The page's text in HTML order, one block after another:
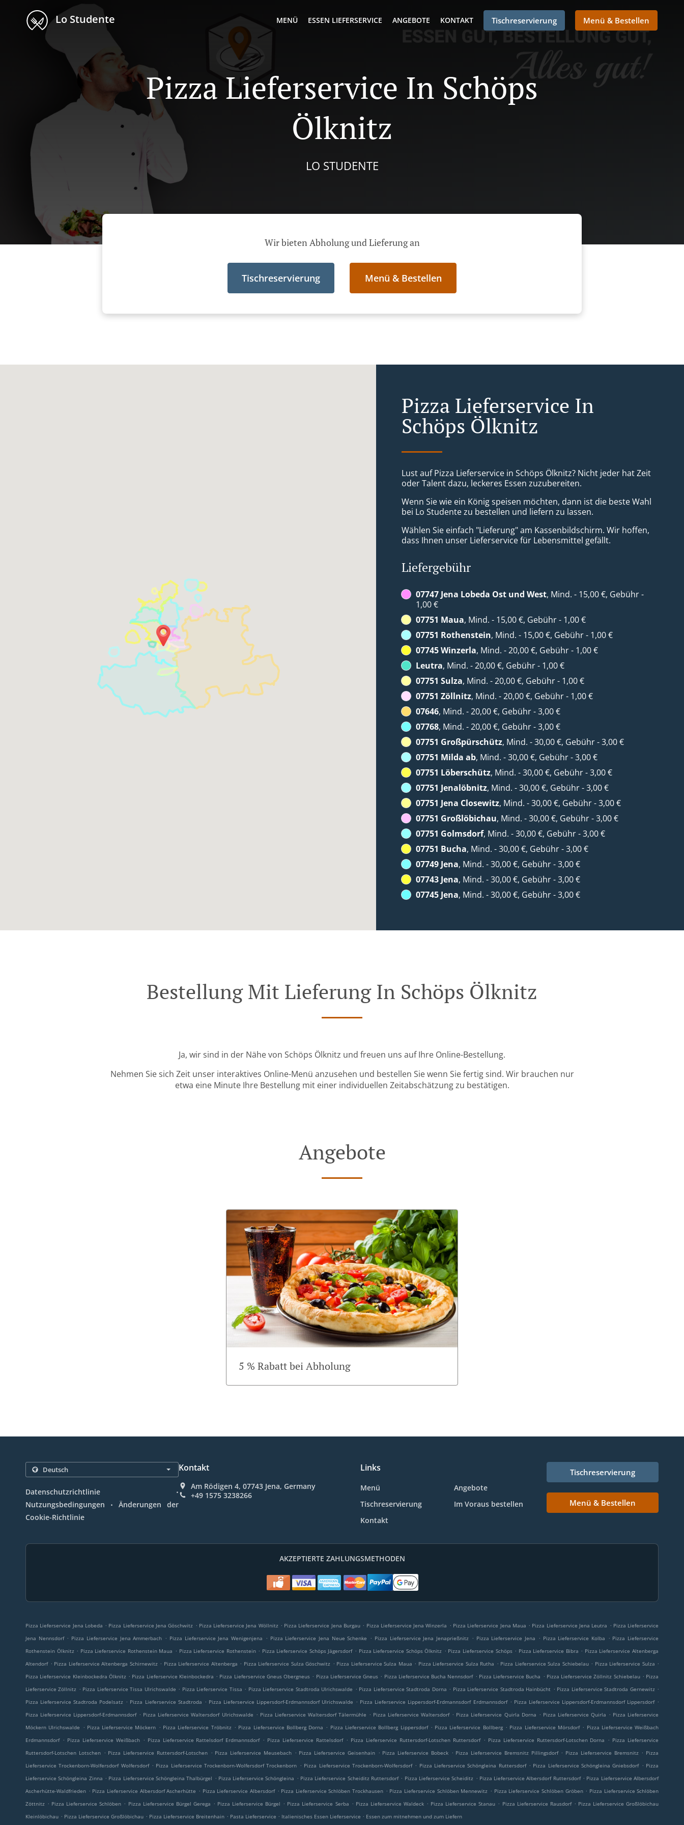
Lo Studente MENÜ ESSEN LIEFERSERVICE ANGEBOTE KONTAKT Tischreservierung Menü & Bestellen
Pizza Lieferservice In Schöps
Ölknitz
LO STUDENTE
Wir bieten Abholung und Lieferung an
Tischreservierung Menü & Bestellen
Pizza Lieferservice In
Schöps Ölknitz
Lust auf Pizza Lieferservice in Schöps Ölknitz? Nicht jeder hat Zeit
oder Talent dazu, leckeres Essen zuzubereiten.
Wenn Sie wie ein König speisen möchten, dann ist die beste Wahl
bei Lo Studente zu bestellen und liefern zu lassen.
Wählen Sie einfach "Lieferung" am Kassenbildschirm. Wir hoffen,
dass Ihnen unser Lieferservice für Lebensmittel gefällt.
Liefergebühr
07747 Jena Lobeda Ost und West, Mind. - 15,00 €, Gebühr -
1,00 €
07751 Maua, Mind. - 15,00 €, Gebühr - 1,00 €
07751 Rothenstein, Mind. - 15,00 €, Gebühr - 1,00 €
07745 Winzerla, Mind. - 20,00 €, Gebühr - 1,00 €
Leutra, Mind. - 20,00 €, Gebühr - 1,00 €
07751 Sulza, Mind. - 20,00 €, Gebühr - 1,00 €
07751 Zöllnitz, Mind. - 20,00 €, Gebühr - 1,00 €
07646, Mind. - 20,00 €, Gebühr - 3,00 €
07768, Mind. - 20,00 €, Gebühr - 3,00 €
07751 Großpürschütz, Mind. - 30,00 €, Gebühr - 3,00 €
07751 Milda ab, Mind. - 30,00 €, Gebühr - 3,00 €
07751 Löberschütz, Mind. - 30,00 €, Gebühr - 3,00 €
07751 Jenalöbnitz, Mind. - 30,00 €, Gebühr - 3,00 €
07751 Jena Closewitz, Mind. - 30,00 €, Gebühr - 3,00 €
07751 Großlöbichau, Mind. - 30,00 €, Gebühr - 3,00 €
07751 Golmsdorf, Mind. - 30,00 €, Gebühr - 3,00 €
07751 Bucha, Mind. - 30,00 €, Gebühr - 3,00 €
07749 Jena, Mind. - 30,00 €, Gebühr - 3,00 €
07743 Jena, Mind. - 30,00 €, Gebühr - 3,00 €
07745 Jena, Mind. - 30,00 €, Gebühr - 3,00 €
Bestellung Mit Lieferung In Schöps Ölknitz
Ja, wir sind in der Nähe von Schöps Ölknitz und freuen uns auf Ihre Online-Bestellung.
Nehmen Sie sich Zeit unser interaktives Online-Menü anzusehen und bestellen Sie wenn Sie fertig sind. Wir brauchen nur
etwa eine Minute Ihre Bestellung mit einer individuellen Zeitabschätzung zu bestätigen.
Angebote
5 % Rabatt bei Abholung
Datenschutzrichtlinie .
Nutzungsbedingungen .
Änderungen der
Cookie-Richtlinie
Kontakt
Am Rödigen 4, 07743 Jena, Germany
+49 1575 3238266
Links
Menü
Angebote
Tischreservierung
Im Voraus bestellen
Kontakt
Tischreservierung
Menü & Bestellen
AKZEPTIERTE ZAHLUNGSMETHODEN
Pizza Lieferservice Jena Lobeda . Pizza Lieferservice Jena Göschwitz . Pizza Lieferservice Jena Wöllnitz . Pizza Lieferservice Jena Burgau . Pizza Lieferservice Jena Winzerla . Pizza Lieferservice Jena Maua . Pizza Lieferservice Jena Leutra . Pizza Lieferservice
Jena Nennsdorf . Pizza Lieferservice Jena Ammerbach . Pizza Lieferservice Jena Wenigenjena . Pizza Lieferservice Jena Neue Schenke . Pizza Lieferservice Jena Jenaprießnitz . Pizza Lieferservice Jena . Pizza Lieferservice Kolba . Pizza Lieferservice
Rothenstein Ölknitz . Pizza Lieferservice Rothenstein Maua . Pizza Lieferservice Rothenstein . Pizza Lieferservice Schöps Jägersdorf . Pizza Lieferservice Schöps Ölknitz . Pizza Lieferservice Schöps . Pizza Lieferservice Bibra . Pizza Lieferservice Altenberga
Altendorf . Pizza Lieferservice Altenberga Schirnewitz . Pizza Lieferservice Altenberga . Pizza Lieferservice Sulza Göschwitz . Pizza Lieferservice Sulza Maua . Pizza Lieferservice Sulza Rutha . Pizza Lieferservice Sulza Schiebelau . Pizza Lieferservice Sulza .
Pizza Lieferservice Kleinbockedra Ölknitz . Pizza Lieferservice Kleinbockedra . Pizza Lieferservice Gneus Obergneus . Pizza Lieferservice Gneus . Pizza Lieferservice Bucha Nennsdorf . Pizza Lieferservice Bucha . Pizza Lieferservice Zöllnitz Schiebelau . Pizza
Lieferservice Zöllnitz . Pizza Lieferservice Tissa Ulrichswalde . Pizza Lieferservice Tissa . Pizza Lieferservice Stadtroda Ulrichswalde . Pizza Lieferservice Stadtroda Dorna . Pizza Lieferservice Stadtroda Hainbücht . Pizza Lieferservice Stadtroda Gernewitz .
Pizza Lieferservice Stadtroda Podelsatz . Pizza Lieferservice Stadtroda . Pizza Lieferservice Lippersdorf-Erdmannsdorf Ulrichswalde . Pizza Lieferservice Lippersdorf-Erdmannsdorf Erdmannsdorf . Pizza Lieferservice Lippersdorf-Erdmannsdorf Lippersdorf .
Pizza Lieferservice Lippersdorf-Erdmannsdorf . Pizza Lieferservice Waltersdorf Ulrichswalde . Pizza Lieferservice Waltersdorf Tälermühle . Pizza Lieferservice Waltersdorf . Pizza Lieferservice Quirla Dorna . Pizza Lieferservice Quirla . Pizza Lieferservice
Möckern Ulrichswalde
. Pizza Lieferservice Möckern . Pizza Lieferservice Tröbnitz . Pizza Lieferservice Bollberg Dorna . Pizza Lieferservice Bollberg Lippersdorf . Pizza Lieferservice Bollberg . Pizza Lieferservice Mörsdorf . Pizza Lieferservice Weißbach
Erdmannsdorf . Pizza Lieferservice Weißbach . Pizza Lieferservice Rattelsdorf Erdmannsdorf . Pizza Lieferservice Rattelsdorf . Pizza Lieferservice Ruttersdorf-Lotschen Ruttersdorf . Pizza Lieferservice Ruttersdorf-Lotschen Dorna . Pizza Lieferservice
Ruttersdorf-Lotschen Lotschen . Pizza Lieferservice Ruttersdorf-Lotschen . Pizza Lieferservice Meusebach . Pizza Lieferservice Geisenhain . Pizza Lieferservice Bobeck . Pizza Lieferservice Bremsnitz Pillingsdorf . Pizza Lieferservice Bremsnitz . Pizza
Lieferservice Trockenborn-Wolfersdorf Wolfersdorf . Pizza Lieferservice Trockenborn-Wolfersdorf Trockenborn . Pizza Lieferservice Trockenborn-Wolfersdorf . Pizza Lieferservice Schöngleina Ruttersdorf . Pizza Lieferservice Schöngleina Gniebsdorf . Pizza
Lieferservice Schöngleina Zinna . Pizza Lieferservice Schöngleina Thalbürgel . Pizza Lieferservice Schöngleina . Pizza Lieferservice Scheiditz Ruttersdorf . Pizza Lieferservice Scheiditz . Pizza Lieferservice Albersdorf Ruttersdorf . Pizza Lieferservice Albersdorf
Ascherhütte-Waldfrieden . Pizza Lieferservice Albersdorf Ascherhütte . Pizza Lieferservice Albersdorf . Pizza Lieferservice Schlöben Trockhausen . Pizza Lieferservice Schlöben Mennewitz . Pizza Lieferservice Schlöben Gröben . Pizza Lieferservice Schlöben
Zöttnitz . Pizza Lieferservice Schlöben . Pizza Lieferservice Bürgel Gerega . Pizza Lieferservice Bürgel . Pizza Lieferservice Serba . Pizza Lieferservice Waldeck . Pizza Lieferservice Stanau . Pizza Lieferservice Rausdorf . Pizza Lieferservice Großlöbichau
Kleinlöbichau . Pizza Lieferservice Großlöbichau . Pizza Lieferservice Breitenhain . Pasta Lieferservice . Italienisches Essen Lieferservice . Essen zum mitnehmen und zum Liefern